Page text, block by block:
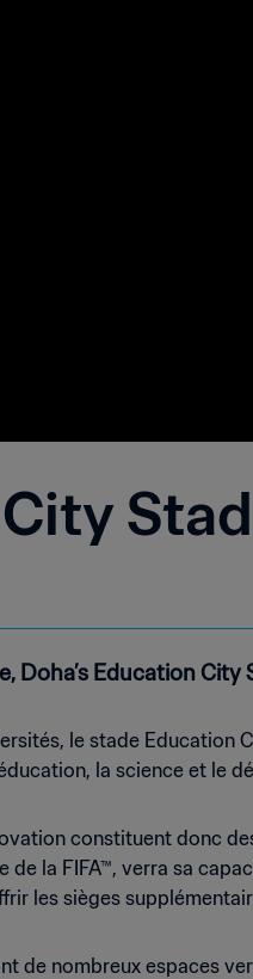
Doha’s Education
le stade Education
la science et le
constituent donc
la FIFA™, verra sa
les sièges
de nombreux espaces